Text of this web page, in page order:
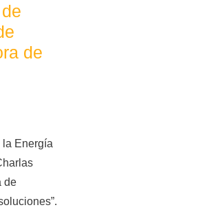
de
la Energía
de